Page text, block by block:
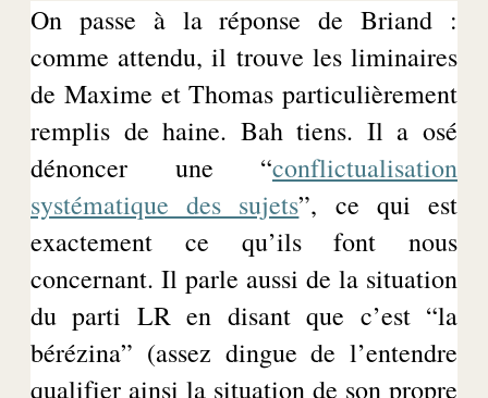
On passe à la réponse de Briand :
comme attendu, il trouve les liminaires
de Maxime et Thomas particulièrement
remplis de haine. Bah tiens. Il a osé
dénoncer une “conflictualisation
systématique des sujets”, ce qui est
exactement ce qu’ils font nous
concernant. Il parle aussi de la situation
du parti LR en disant que c’est “la
bérézina” (assez dingue de l’entendre
qualifier ainsi la situation de son propre